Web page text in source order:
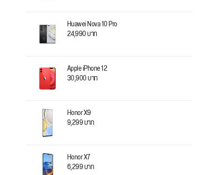
Huawei Nova 10 Pro
24,990 บาท
Apple iPhone 12
30,900 บาท
Honor X9
9,299 บาท
Honor X7
6,299 บาท